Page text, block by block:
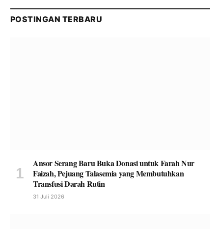
POSTINGAN TERBARU
Ansor Serang Baru Buka Donasi untuk Farah Nur
Faizah, Pejuang Talasemia yang Membutuhkan
Transfusi Darah Rutin
31 Juli 2026